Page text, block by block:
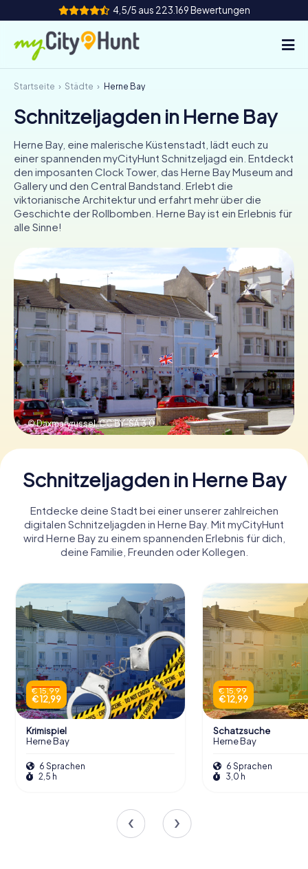
4,5/5 aus 223.169 Bewertungen
So funktioniert's
Städte
Touren
Teamevent
Tickets
INT AT CH
DE
ES
FR UK
IE
IT
NL
Tickets buchen
Gutscheine bestellen
Startseite Städte Herne Bay
Schnitzeljagden in Herne Bay
Herne Bay, eine malerische Küstenstadt, lädt euch zu
einer spannenden myCityHunt Schnitzeljagd ein. Entdeckt
den imposanten Clock Tower, das Herne Bay Museum and
Gallery und den Central Bandstand. Erlebt die
viktorianische Architektur und erfahrt mehr über die
Geschichte der Rollbomben. Herne Bay ist ein Erlebnis für
alle Sinne!
© Daxmaryrussel,CC BY-SA 3.0
Schnitzeljagden in Herne Bay
Entdecke deine Stadt bei einer unserer zahlreichen
digitalen Schnitzeljagden in Herne Bay. Mit myCityHunt
wird Herne Bay zu einem spannenden Erlebnis für dich,
deine Familie, Freunden oder Kollegen.
€ 15,99
€ 12,99
Krimispiel
Herne Bay
6 Sprachen
2,5 h
€ 15,99
€ 12,99
Schatzsuche
Herne Bay
6 Sprachen
3,0 h